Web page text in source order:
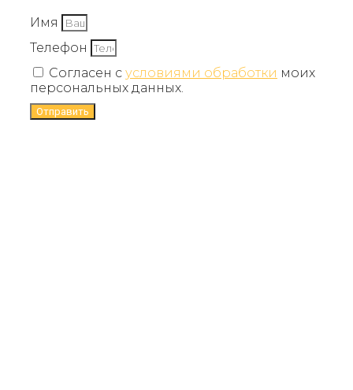
Имя
Телефон
Согласен с условиями обработки моих
персональных данных.
Отправить